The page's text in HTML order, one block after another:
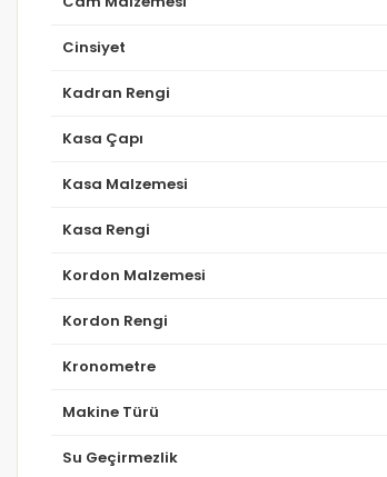
Cinsiyet
Kadran Rengi
Kasa Çapı
Kasa Malzemesi
Kasa Rengi
Kordon Malzemesi
Kordon Rengi
Kronometre
Makine Türü
Su Geçirmezlik